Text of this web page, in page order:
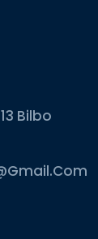
Bilbo